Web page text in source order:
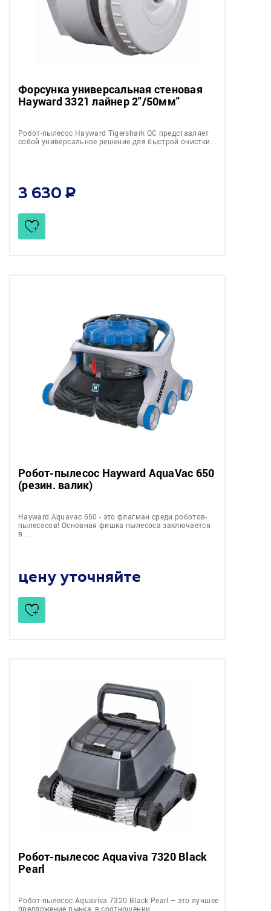
Форсунка универсальная стеновая
Hayward 3321 лайнер 2"/50мм"
Робот-пылесос Hayward Tigershark QC представляет
собой универсальное решение для быстрой очистки…
3 630
Робот-пылесос Hayward AquaVac 650
(резин. валик)
Hayward Aquavac 650 - это флагман среди роботов-
пылесосов! Основная фишка пылесоса заключается
в…
цену уточняйте
Робот-пылесоc Aquaviva 7320 Black
Pearl
Робот-пылесоc Aquaviva 7320 Black Pearl – это лучшее
предложение рынка, в соотношении…